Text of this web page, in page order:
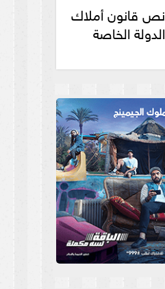
نص قانون أملاك
الدولة الخاصة